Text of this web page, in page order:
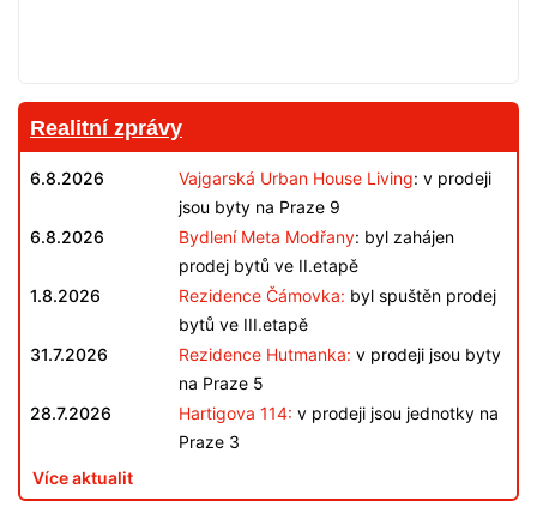
Realitní zprávy
6.8.2026 Vajgarská Urban House Living: v prodeji
jsou byty na Praze 9
6.8.2026
Bydlení Meta Modřany: byl zahájen
prodej bytů ve II.etapě
1.8.2026
Rezidence Čámovka: byl spuštěn prodej
bytů ve III.etapě
31.7.2026
Rezidence Hutmanka: v prodeji jsou byty
na Praze 5
28.7.2026
Hartigova 114: v prodeji jsou jednotky na
Praze 3
Více aktualit